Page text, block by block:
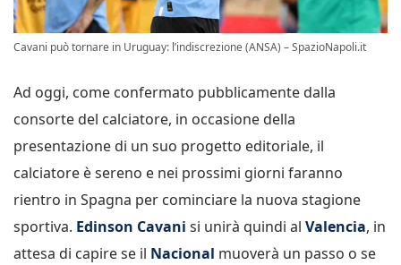
Cavani può tornare in Uruguay: l’indiscrezione (ANSA) – SpazioNapoli.it
Ad oggi, come confermato pubblicamente dalla
consorte del calciatore, in occasione della
presentazione di un suo progetto editoriale, il
calciatore è sereno e nei prossimi giorni faranno
rientro in Spagna per cominciare la nuova stagione
sportiva. Edinson Cavani si unirà quindi al Valencia, in
attesa di capire se il Nacional muoverà un passo o se